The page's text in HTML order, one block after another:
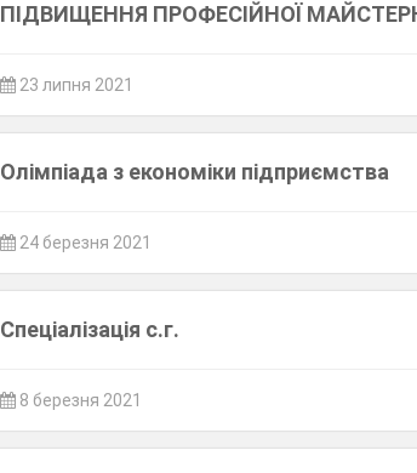
ПІДВИЩЕННЯ ПРОФЕСІЙНОЇ
23 липня 2021
Олімпіада з економіки підприємства
24 березня 2021
Спеціалізація с.г.
8 березня 2021